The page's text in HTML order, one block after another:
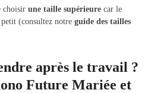
choisir une taille supérieure car le
(consultez notre guide des tailles
après le travail ?
Future Mariée et